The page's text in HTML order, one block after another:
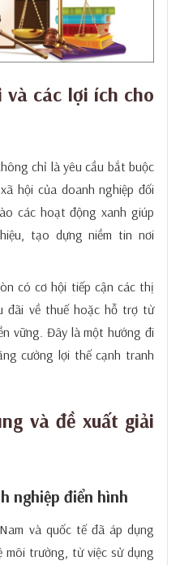
và các lợi ích cho
chỉ là yêu cầu bắt buộc
hội của doanh nghiệp đối
các hoạt động xanh giúp
tạo dựng niềm tin nơi
có cơ hội tiếp cận các thị
đãi về thuế hoặc hỗ trợ từ
vững. Đây là một hướng đi
cường lợi thế cạnh tranh
và đề xuất giải
nghiệp điển hình
và quốc tế đã áp dụng
môi trường, từ việc sử dụng